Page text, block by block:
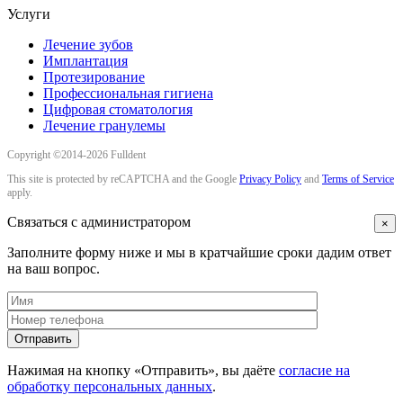
Услуги
Лечение зубов
Имплантация
Протезирование
Профессиональная гигиена
Цифровая стоматология
Лечение гранулемы
Copyright ©2014-2026 Fulldent
This site is protected by reCAPTCHA and the Google Privacy Policy and Terms of Service
apply.
×
Связаться с администратором
Заполните форму ниже и мы в кратчайшие сроки дадим ответ
на ваш вопрос.
Нажимая на кнопку «Отправить», вы даёте согласие на
обработку персональных данных.